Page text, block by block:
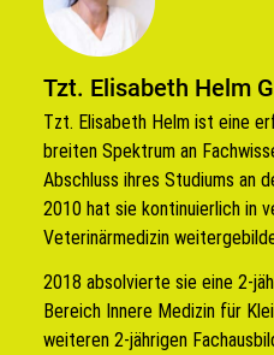
Tzt. Elisabeth Helm
Tzt. Elisabeth Helm ist eine
breiten Spektrum an
Abschluss ihres Studiums an
2010 hat sie kontinuierlich in
Veterinärmedizin
2018 absolvierte sie eine 2-
Bereich Innere Medizin für
weiteren 2-jährigen